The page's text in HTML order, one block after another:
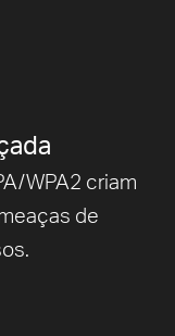
WPA2 criam
de